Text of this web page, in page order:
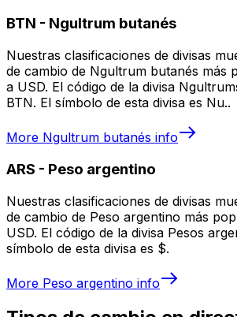
BTN - Ngultrum butanés
Nuestras clasificaciones de divisas
de cambio de Ngultrum butanés más
a USD. El código de la divisa
BTN. El símbolo de esta divisa es Nu..
More Ngultrum butanés info
ARS - Peso argentino
Nuestras clasificaciones de divisas
de cambio de Peso argentino más
USD. El código de la divisa Pesos
símbolo de esta divisa es $.
More Peso argentino info